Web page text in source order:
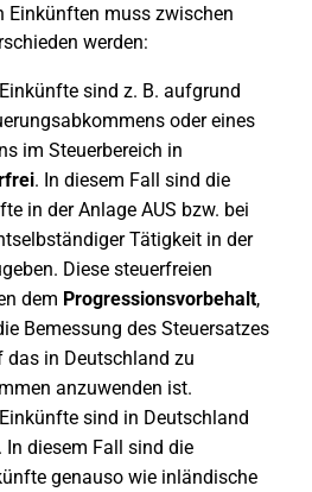
Einkünften muss zwischen
werden:
sind z. B. aufgrund
oder eines
im Steuerbereich in
. In diesem Fall sind die
in der Anlage AUS bzw. bei
Tätigkeit in der
Diese steuerfreien
dem Progressionsvorbehalt,
Bemessung des Steuersatzes
das in Deutschland zu
anzuwenden ist.
sind in Deutschland
. In diesem Fall sind die
genauso wie inländische